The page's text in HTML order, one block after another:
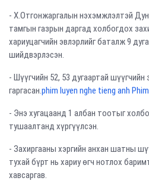
- Х.Отгонжаргалын нэхэмжлэлтэй
тамгын газрын даргад холбогдох
хариуцагчийн эвлэрлийг баталж 9
шийдвэрлэсэн.
- Шүүгчийн 52, 53 дугаартай
гаргасан.phim luyen nghe tieng anh
- Энэ хугацаанд 1 албан тоотыг
тушаалтанд хүргүүлсэн.
- Захиргааны хэргийн анхан шатны
тухай бүрт нь хариу өгч нотлох
хавсаргав.